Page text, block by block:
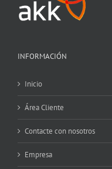
INFORMACIÓN
Inicio
Área Cliente
Contacte con nosotros
Empresa